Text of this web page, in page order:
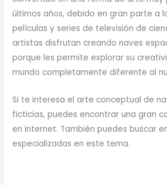
últimos años, debido en gran parte a
películas y series de televisión de
artistas disfrutan creando naves
porque les permite explorar su
mundo completamente diferente al
Si te interesa el arte conceptual de
ficticias, puedes encontrar una gran
en internet. También puedes buscar
especializadas en este tema.